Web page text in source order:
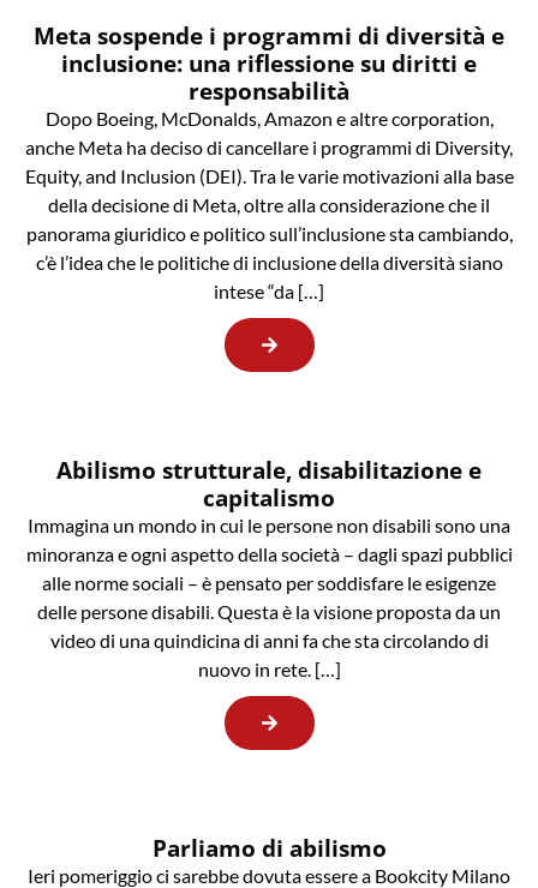
Meta sospende i programmi di diversità e
inclusione: una riflessione su diritti e
responsabilità
Dopo Boeing, McDonalds, Amazon e altre corporation,
anche Meta ha deciso di cancellare i programmi di Diversity,
Equity, and Inclusion (DEI). Tra le varie motivazioni alla base
della decisione di Meta, oltre alla considerazione che il
panorama giuridico e politico sull’inclusione sta cambiando,
c’è l’idea che le politiche di inclusione della diversità siano
intese “da […]
Abilismo strutturale, disabilitazione e
capitalismo
Immagina un mondo in cui le persone non disabili sono una
minoranza e ogni aspetto della società – dagli spazi pubblici
alle norme sociali – è pensato per soddisfare le esigenze
delle persone disabili. Questa è la visione proposta da un
video di una quindicina di anni fa che sta circolando di
nuovo in rete. […]
Parliamo di abilismo
Ieri pomeriggio ci sarebbe dovuta essere a Bookcity Milano